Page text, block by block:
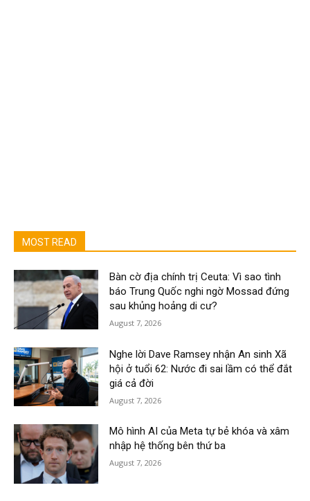
MOST READ
Bàn cờ địa chính trị Ceuta: Vì sao tình
báo Trung Quốc nghi ngờ Mossad đứng
sau khủng hoảng di cư?
August 7, 2026
Nghe lời Dave Ramsey nhận An sinh Xã
hội ở tuổi 62: Nước đi sai lầm có thể đắt
giá cả đời
August 7, 2026
Mô hình AI của Meta tự bẻ khóa và xâm
nhập hệ thống bên thứ ba
August 7, 2026